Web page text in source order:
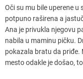
Oči su mu bile uperene
potpuno raširena a
Ana je privukla njegovu
nabila u maminu pičku.
pokazala bratu da priđe.
mesto odakle je došao,